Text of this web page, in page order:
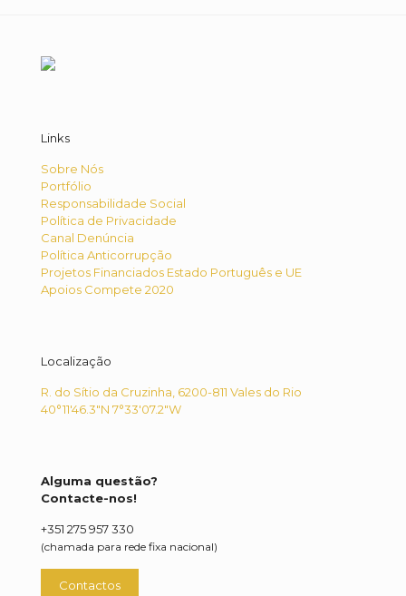
Links
Sobre Nós
Portfólio
Responsabilidade Social
Política de Privacidade
Canal Denúncia
Política Anticorrupção
Projetos Financiados Estado Português e UE
Apoios Compete 2020
Localização
R. do Sítio da Cruzinha, 6200-811 Vales do Rio
40°11'46.3"N 7°33'07.2"W
Alguma questão?
Contacte-nos!
+351 275 957 330
(chamada para rede fixa nacional)
Contactos